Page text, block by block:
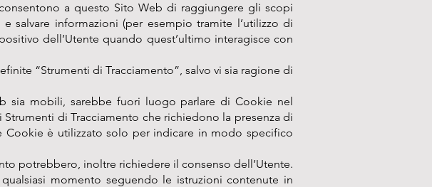
a questo Sito Web di raggiungere gli scopi
informazioni (per esempio tramite l’utilizzo di
dell’Utente quando quest’ultimo interagisce con
“Strumenti di Tracciamento”, salvo vi sia ragione di
sia mobili, sarebbe fuori luogo parlare di Cookie nel
di Tracciamento che richiedono la presenza di
è utilizzato solo per indicare in modo specifico
potrebbero, inoltre richiedere il consenso dell’Utente.
momento seguendo le istruzioni contenute in